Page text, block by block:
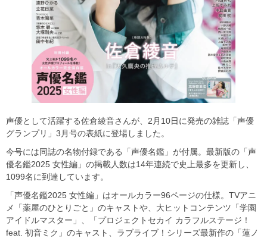
声優として活躍する佐倉綾音さんが、2月10日に発売の雑誌「声優
グランプリ」3月号の表紙に登場しました。
今号には同誌の名物付録である「声優名鑑」が付属。最新版の「声
優名鑑2025 女性編」の掲載人数は14年連続で史上最多を更新し、
1099名に到達しています。
「声優名鑑2025 女性編」はオールカラー96ページの仕様。TVアニ
メ「薬屋のひとりごと」のキャストや、大ヒットコンテンツ「学園
アイドルマスター」、「プロジェクトセカイ カラフルステージ！
feat. 初音ミク」のキャスト、ラブライブ！シリーズ最新作の「蓮ノ